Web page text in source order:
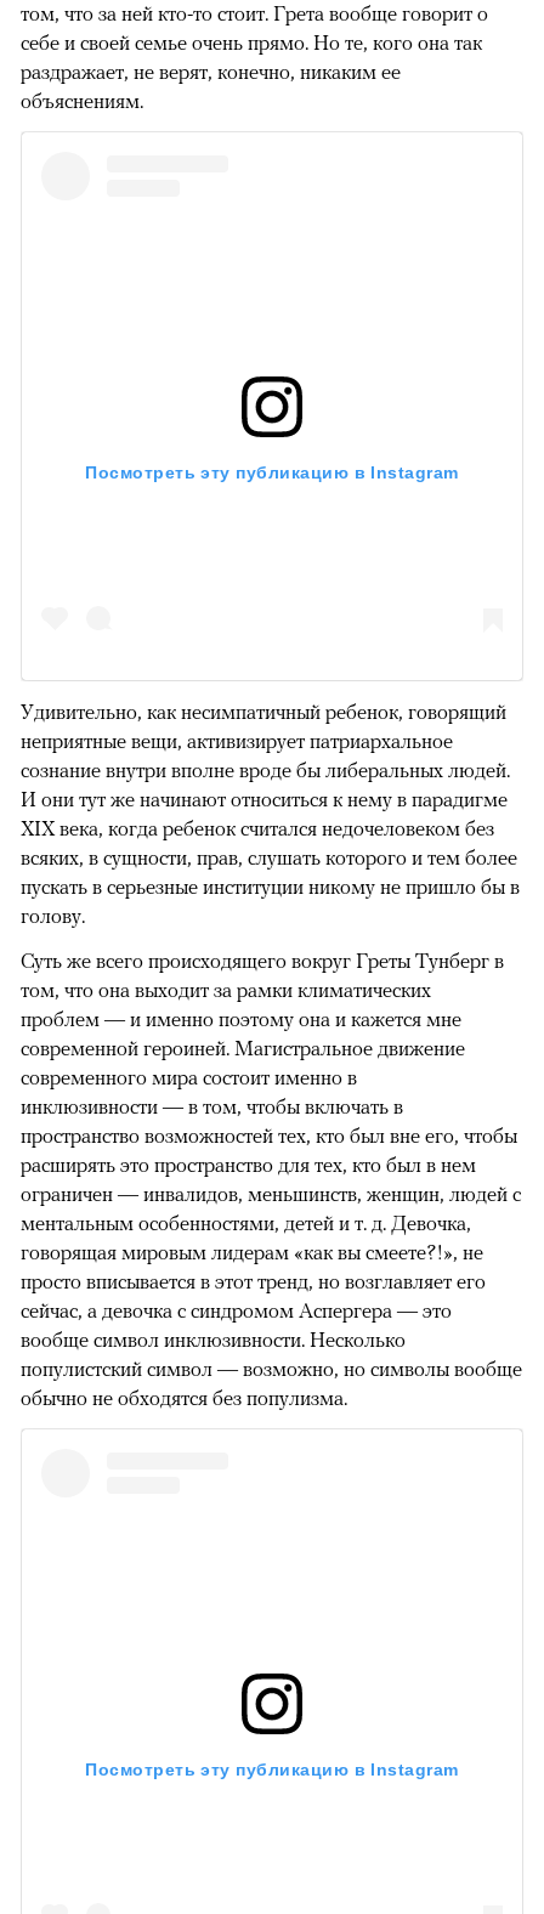
том, что за ней кто-то стоит. Грета вообще говорит о
себе и своей семье очень прямо. Но те, кого она так
раздражает, не верят, конечно, никаким ее
объяснениям.
Посмотреть эту публикацию в Instagram
Удивительно, как несимпатичный ребенок, говорящий
неприятные вещи, активизирует патриархальное
сознание внутри вполне вроде бы либеральных людей.
И они тут же начинают относиться к нему в парадигме
XIX века, когда ребенок считался недочеловеком без
всяких, в сущности, прав, слушать которого и тем более
пускать в серьезные институции никому не пришло бы в
голову.
Суть же всего происходящего вокруг Греты Тунберг в
том, что она выходит за рамки климатических
проблем — и именно поэтому она и кажется мне
современной героиней. Магистральное движение
современного мира состоит именно в
инклюзивности — в том, чтобы включать в
пространство возможностей тех, кто был вне его, чтобы
расширять это пространство для тех, кто был в нем
ограничен — инвалидов, меньшинств, женщин, людей с
ментальным особенностями, детей и т. д. Девочка,
говорящая мировым лидерам «как вы смеете?!», не
просто вписывается в этот тренд, но возглавляет его
сейчас, а девочка с синдромом Аспергера — это
вообще символ инклюзивности. Несколько
популистский символ — возможно, но символы вообще
обычно не обходятся без популизма.
Посмотреть эту публикацию в Instagram